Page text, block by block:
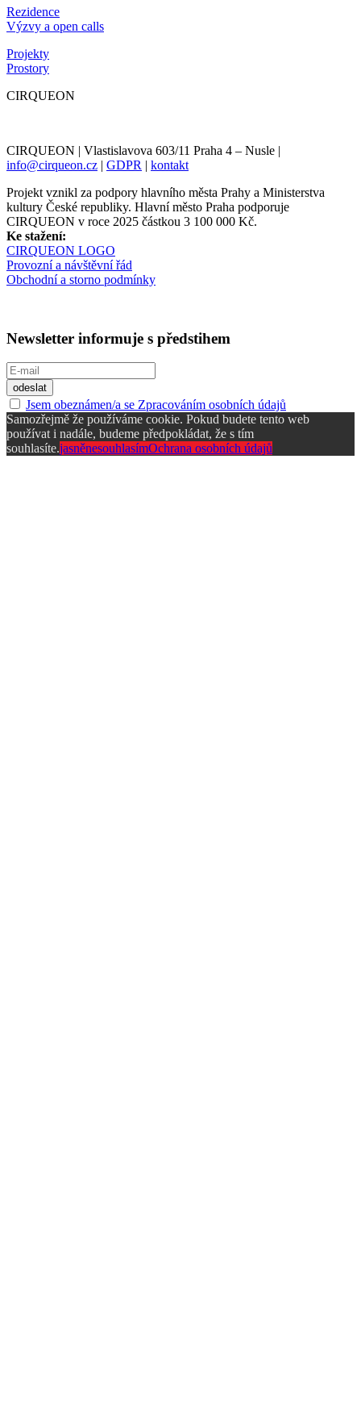
Rezidence
Výzvy a open calls
Projekty
Prostory
CIRQUEON
CIRQUEON | Vlastislavova 603/11 Praha 4 – Nusle |
info@cirqueon.cz | GDPR | kontakt
Projekt vznikl za podpory hlavního města Prahy a Ministerstva
kultury České republiky. Hlavní město Praha podporuje
CIRQUEON v roce 2025 částkou 3 100 000 Kč.
Ke stažení:
CIRQUEON LOGO
Provozní a návštěvní řád
Obchodní a storno podmínky
Newsletter informuje s předstihem
Jsem obeznámen/a se Zpracováním osobních údajů
Samozřejmě že používáme cookie. Pokud budete tento web
používat i nadále, budeme předpokládat, že s tím
souhlasíte.jasněnesouhlasímOchrana osobních údajů